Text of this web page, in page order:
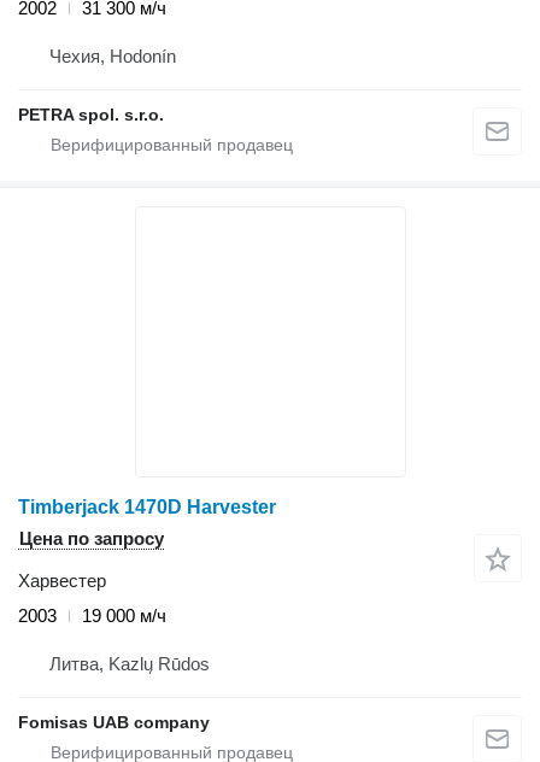
2002
31 300 м/ч
Чехия, Hodonín
PETRA spol. s.r.o.
Timberjack 1470D Harvester
Цена по запросу
Харвестер
2003
19 000 м/ч
Литва, Kazlų Rūdos
Fomisas UAB company